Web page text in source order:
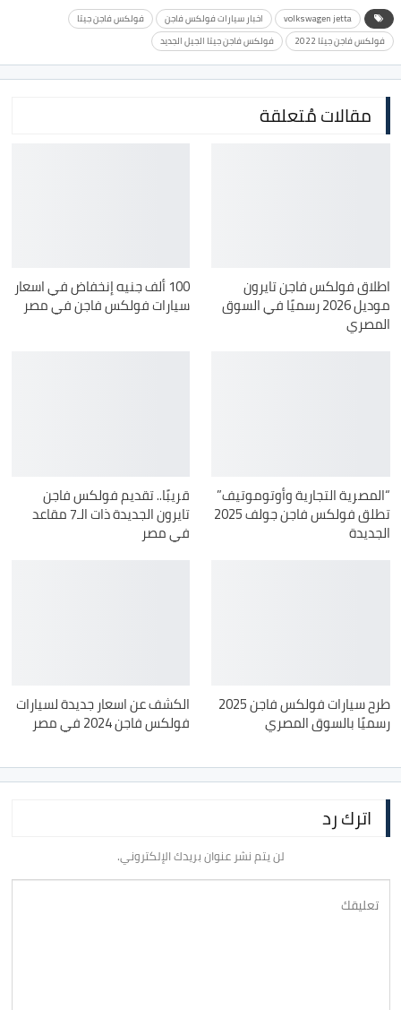
volkswagen jetta اخبار سيارات فولكس فاجن
فولكس فاجن جيتا
فولكس فاجن جيتا 2022
فولكس فاجن جيتا الجيل الجديد
مقالات مُتعلقة
اطلاق فولكس فاجن تايرون
موديل 2026 رسميًا في السوق
المصري
100 ألف جنيه إنخفاض في اسعار
سيارات فولكس فاجن في مصر
“المصرية التجارية وأوتوموتيف”
تطلق فولكس فاجن جولف 2025
الجديدة
قريبًا.. تقديم فولكس فاجن
تايرون الجديدة ذات الـ7 مقاعد
في مصر
طرح سيارات فولكس فاجن 2025
رسميًا بالسوق المصري
الكشف عن اسعار جديدة لسيارات
فولكس فاجن 2024 في مصر
اترك رد
لن يتم نشر عنوان بريدك الإلكتروني.